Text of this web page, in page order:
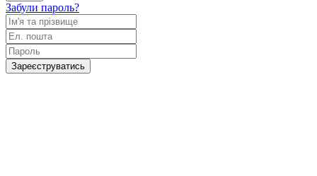
Забули пароль?
Зареєструватись